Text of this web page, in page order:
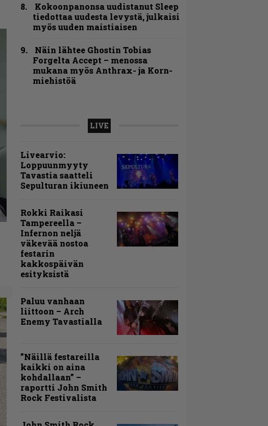
Kokoonpanonsa uudistanut Sleep
tiedottaa uudesta levystä, julkaisi
myös uuden maistiaisen
Näin lähtee Ghostin Tobias
Forgelta Accept – menossa
mukana myös Anthrax- ja Korn-
miehistöä
LIVE
Livearvio:
Loppuunmyyty
Tavastia saatteli
Sepulturan ikiuneen
Rokki Raikasi
Tampereella –
Infernon neljä
väkevää nostoa
festarin
kakkospäivän
esityksistä
Paluu vanhaan
liittoon – Arch
Enemy Tavastialla
”Näillä festareilla
kaikki on aina
kohdallaan” –
raportti John Smith
Rock Festivalista